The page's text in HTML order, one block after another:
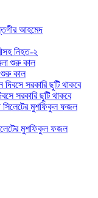
আহমেদ
নিহত-২
শুরু কাল
সরকারি ছুটি থাকবে
মুশফিকুল ফজল